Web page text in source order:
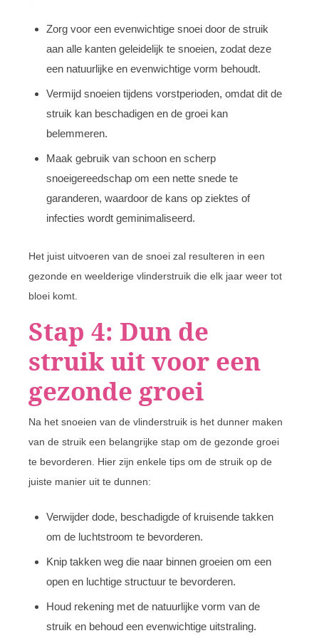
Zorg voor een evenwichtige snoei door de struik
aan alle kanten geleidelijk te snoeien, zodat deze
een natuurlijke en evenwichtige vorm behoudt.
Vermijd snoeien tijdens vorstperioden, omdat dit de
struik kan beschadigen en de groei kan
belemmeren.
Maak gebruik van schoon en scherp
snoeigereedschap om een nette snede te
garanderen, waardoor de kans op ziektes of
infecties wordt geminimaliseerd.
Het juist uitvoeren van de snoei zal resulteren in een
gezonde en weelderige vlinderstruik die elk jaar weer tot
bloei komt.
Stap 4: Dun de
struik uit voor een
gezonde groei
Na het snoeien van de vlinderstruik is het dunner maken
van de struik een belangrijke stap om de gezonde groei
te bevorderen. Hier zijn enkele tips om de struik op de
juiste manier uit te dunnen:
Verwijder dode, beschadigde of kruisende takken
om de luchtstroom te bevorderen.
Knip takken weg die naar binnen groeien om een
open en luchtige structuur te bevorderen.
Houd rekening met de natuurlijke vorm van de
struik en behoud een evenwichtige uitstraling.